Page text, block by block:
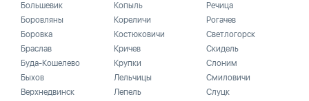
Большевик
Боровляны
Боровка
Браслав
Буда-Кошелево
Быхов
Верхнедвинск
Копыль
Кореличи
Костюковичи
Кричев
Крупки
Лельчицы
Лепель
Речица
Рогачев
Светлогорск
Скидель
Слоним
Смиловичи
Слуцк